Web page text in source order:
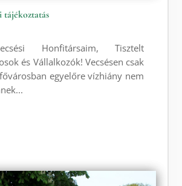
tájékoztatás
Honfitársaim, Tisztelt
és Vállalkozók! Vecsésen csak
egyelőre vízhiány nem